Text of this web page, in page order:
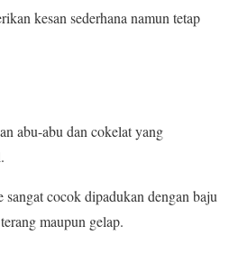
kesan sederhana namun tetap
abu-abu dan cokelat yang
cocok dipadukan dengan baju
maupun gelap.